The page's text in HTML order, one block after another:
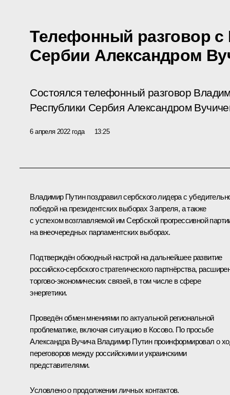
Телефонный разговор с
Сербии Александром
Состоялся телефонный разговор
Республики Сербия Александром
6 апреля 2022 года 13:25
Владимир Путин поздравил сербского лидера с
победой на президентских выборах 3 апреля, а также
с успехом возглавляемой им Сербской прогрессивной
на внеочередных парламентских выборах.
Подтверждён обоюдный настрой на дальнейшее развитие
российско-сербского стратегического партнёрства,
торгово-экономических связей, в том числе в сфере
энергетики.
Проведён обмен мнениями по актуальной региональной
проблематике, включая ситуацию в Косово. По просьбе
Александра ВучичаВладимир Путин проинформировал о
переговоров между российскими и украинскими
представителями.
Условлено о продолжении личных контактов.